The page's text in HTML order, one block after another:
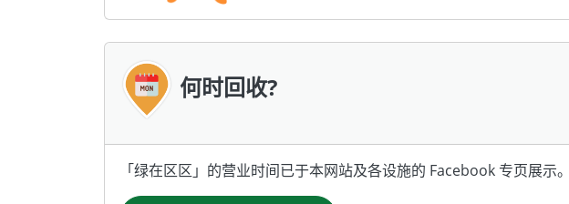
何时回收?
「绿在区区」的营业时间已于本网站及各设施的 Facebook 专页展示。